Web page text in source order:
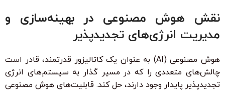
نقش هوش مصنوعی در بهینه‌سازی و
مدیریت انرژی‌های تجدیدپذیر
هوش مصنوعی (AI) به عنوان یک کاتالیزور قدرتمند، قادر است
چالش‌های متعددی را که در مسیر گذار به سیستم‌های انرژی
تجدیدپذیر پایدار وجود دارند، حل کند. قابلیت‌های هوش مصنوعی